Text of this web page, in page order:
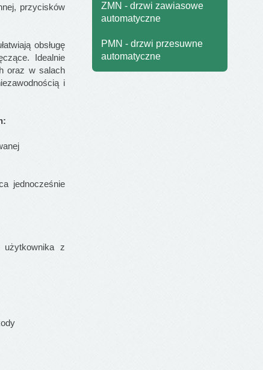
przycisków
obsługę
Idealnie
oraz w salach
i
jednocześnie
z
ZMN - drzwi zawiasowe
automatyczne
PMN - drzwi przesuwne
automatyczne